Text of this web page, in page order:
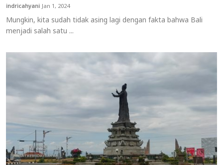
indricahyaniJan 1, 2024
Mungkin, kita sudah tidak asing lagi dengan fakta bahwa Bali
menjadi salah satu ...